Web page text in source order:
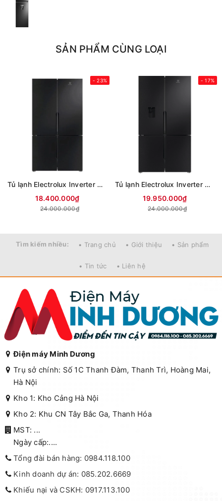
SẢN PHẨM CÙNG LOẠI
- 23%
Tủ lạnh Electrolux Inverter 564 lít Multi Door EQE5700B-B
18.400.000₫
24.000.000₫
- 17%
Tủ lạnh Electrolux Inverter 562 lít Multi Door EQE5760B-B
19.950.000₫
24.000.000₫
Tìm kiếm nhiều: • Trang chủ • Giới thiệu • Sản phẩm
• Tin tức • Liên hệ
Điện máy Minh Dương
Trụ sở chính: Số 1C Thanh Đàm, Thanh Trì, Hoàng Mai,
Hà Nội
Kho 1: Kho Cảng Hà Nội
Kho 2: Khu CN Tây Bắc Ga, Thanh Hóa
MST: ...
Ngày cấp:....
Tổng đài bán hàng: 0984.118.100
Kinh doanh dự án: 085.202.6669
Khiếu nại và CSKH: 0917.113.100